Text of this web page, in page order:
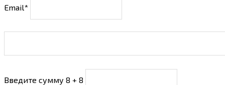
Email*
Введите сумму 8 + 8